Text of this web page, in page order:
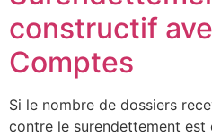
constructif
Comptes
Si le nombre de dossiers
contre le surendettement est